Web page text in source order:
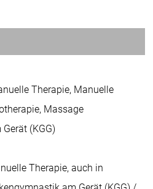
Therapie, Manuelle
Massage
(KGG)
Therapie, auch in